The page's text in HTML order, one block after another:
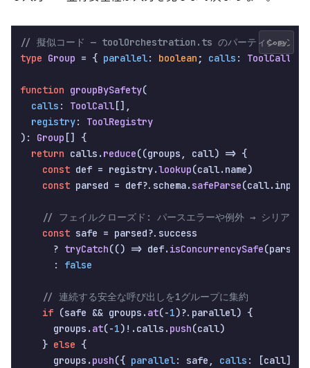
// 擬似コード — toolOrchestration.ts のパーティションア
type Group = { parallel: boolean ; calls : ToolCall[]
function groupBySafety(
calls : ToolCall [],
registry: ToolRegistry
): Group [] {
return calls.reduce((groups, call) => {
const def = registry.lookup(call.name)
const parsed = def?. schema.safeParse(call.input
// フェイルクローズド: パースエラーや例外 → シリアル
const safe = parsed?. success
      ?
tryCatch(() => def.isConcurrencySafe(parsed.
      :
false
// 連続する安全な呼び出しを1グループに集約
if (safe && groups.at(-1)?. parallel) {
      groups.
at(-1)!.calls .push(call)
    }
else {
      groups.
push({ parallel: safe, calls : [call] })
Copy